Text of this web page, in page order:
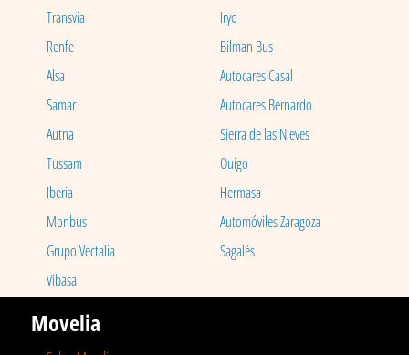
Transvia
Iryo
Renfe
Bilman Bus
Alsa
Autocares Casal
Samar
Autocares Bernardo
Autna
Sierra de las Nieves
Tussam
Ouigo
Iberia
Hermasa
Monbus
Automóviles Zaragoza
Grupo Vectalia
Sagalés
Vibasa
Movelia